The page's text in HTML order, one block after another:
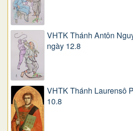
VHTK Thánh Antôn
ngày 12.8
VHTK Thánh Laurensô
10.8